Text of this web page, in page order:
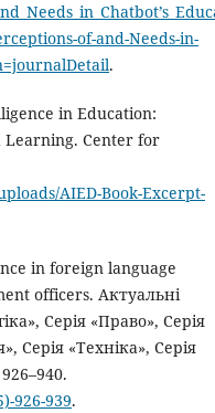
of-and-Needs-in-
.
in Education:
Learning. Center for
AIED-Book-Excerpt-
in foreign language
officers. Актуальні
Серія «Право», Серія
Серія «Техніка», Серія
926-939.